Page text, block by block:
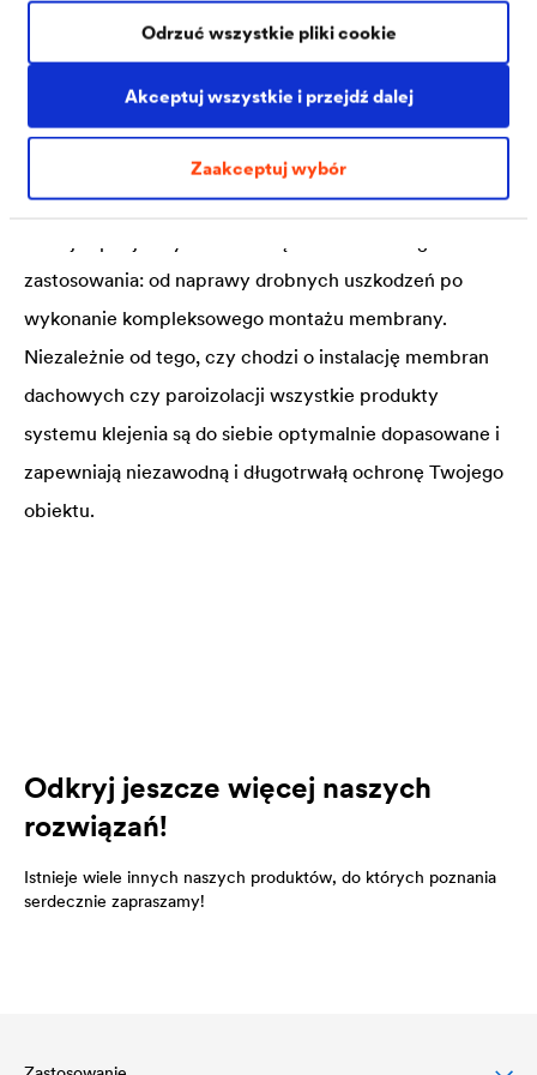
Akceptuj wszystkie i przejdź dalej
Zaakceptuj wybór
Odrzuć wszystkie pliki cookie
Aby osiągnąć optymalny rezultat, właściwości
produktów klejących należy zawsze dostosować do
danego pokrycia dachowego. Dlatego przy wyborze
materiałów zaleca się pozostawać w obrębie dostawcy
jednego systemu. Asortyment materiałów klejących
DELTA®stanowi kompletny pakiet systemowy, który
zastosowania: od naprawy drobnych uszkodzeń po
wykonanie kompleksowego montażu membrany.
Niezależnie od tego, czy chodzi o instalację membran
dachowych czy paroizolacji wszystkie produkty
systemu klejenia są do siebie optymalnie dopasowane i
zapewniają niezawodną i długotrwałą ochronę Twojego
obiektu.
Odkryj jeszcze więcej naszych
rozwiązań!
Istnieje wiele innych naszych produktów, do których poznania
serdecznie zapraszamy!